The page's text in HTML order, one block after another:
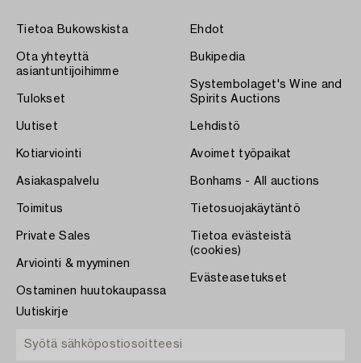
Tietoa Bukowskista
Ota yhteyttä
asiantuntijoihimme
Tulokset
Uutiset
Kotiarviointi
Asiakaspalvelu
Toimitus
Private Sales
Arviointi & myyminen
Ostaminen huutokaupassa
Ehdot
Bukipedia
Systembolaget's Wine and
Spirits Auctions
Lehdistö
Avoimet työpaikat
Bonhams - All auctions
Tietosuojakäytäntö
Tietoa evästeistä
(cookies)
Evästeasetukset
Uutiskirje